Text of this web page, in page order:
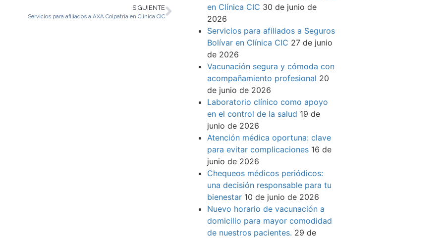
SIGUIENTE
Servicios para afiliados a AXA Colpatria en Clínica CIC
en Clínica CIC 30 de junio de
2026
Servicios para afiliados a Seguros
Bolívar en Clínica CIC 27 de junio
de 2026
Vacunación segura y cómoda con
acompañamiento profesional 20
de junio de 2026
Laboratorio clínico como apoyo
en el control de la salud 19 de
junio de 2026
Atención médica oportuna: clave
para evitar complicaciones 16 de
junio de 2026
Chequeos médicos periódicos:
una decisión responsable para tu
bienestar 10 de junio de 2026
Nuevo horario de vacunación a
domicilio para mayor comodidad
de nuestros pacientes. 29 de